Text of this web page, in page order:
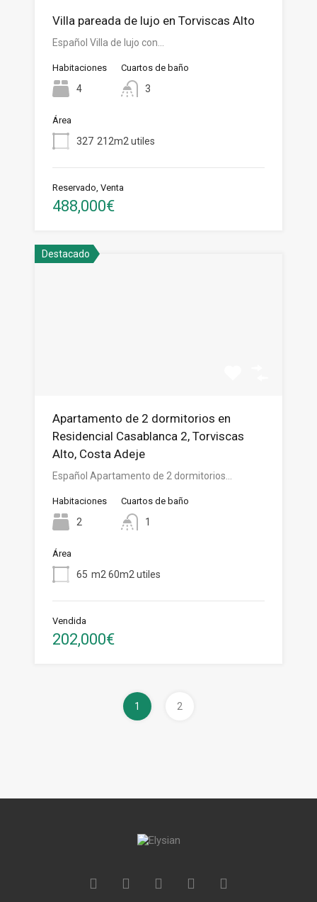
Villa pareada de lujo en Torviscas Alto
Español Villa de lujo con…
Habitaciones
4
Cuartos de baño
3
Área
327 212m2 utiles
Reservado, Venta
488,000€
Destacado
Apartamento de 2 dormitorios en
Residencial Casablanca 2, Torviscas
Alto, Costa Adeje
Español Apartamento de 2 dormitorios…
Habitaciones
2
Cuartos de baño
1
Área
65 m2 60m2 utiles
Vendida
202,000€
1 2